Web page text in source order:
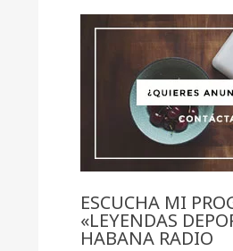
ESCUCHA MI
«LEYENDAS
HABANA RADIO